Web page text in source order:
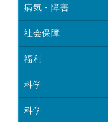
病気・障害
社会保障
福利
科学
科学